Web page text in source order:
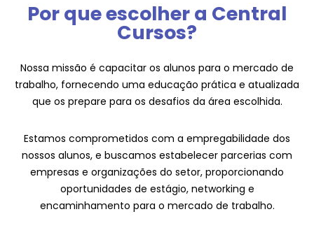
Por que escolher a Central
Cursos?
Nossa missão é capacitar os alunos para o mercado de
trabalho, fornecendo uma educação prática e atualizada
que os prepare para os desafios da área escolhida.
Estamos comprometidos com a empregabilidade dos
nossos alunos, e buscamos estabelecer parcerias com
empresas e organizações do setor, proporcionando
oportunidades de estágio, networking e
encaminhamento para o mercado de trabalho.